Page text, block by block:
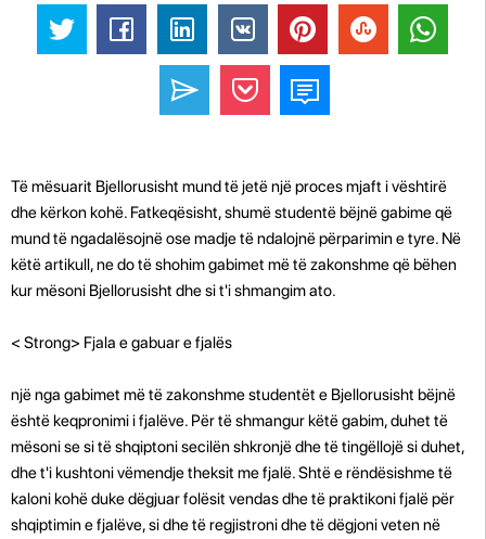
Të mësuarit Bjellorusisht mund të jetë një proces mjaft i vështirë
dhe kërkon kohë. Fatkeqësisht, shumë studentë bëjnë gabime që
mund të ngadalësojnë ose madje të ndalojnë përparimin e tyre. Në
këtë artikull, ne do të shohim gabimet më të zakonshme që bëhen
kur mësoni Bjellorusisht dhe si t'i shmangim ato.
< Strong> Fjala e gabuar e fjalës
një nga gabimet më të zakonshme studentët e Bjellorusisht bëjnë
është keqpronimi i fjalëve. Për të shmangur këtë gabim, duhet të
mësoni se si të shqiptoni secilën shkronjë dhe të tingëllojë si duhet,
dhe t'i kushtoni vëmendje theksit me fjalë. Shtë e rëndësishme të
kaloni kohë duke dëgjuar folësit vendas dhe të praktikoni fjalë për
shqiptimin e fjalëve, si dhe të regjistroni dhe të dëgjoni veten në